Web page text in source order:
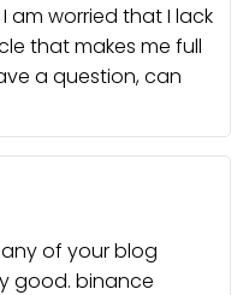
am worried that I lack
that makes me full
a question, can
of your blog
good. binance